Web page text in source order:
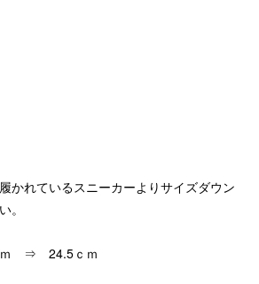
かれているスニーカーよりサイズダウン
。
ｍ ⇒ 24.5ｃｍ